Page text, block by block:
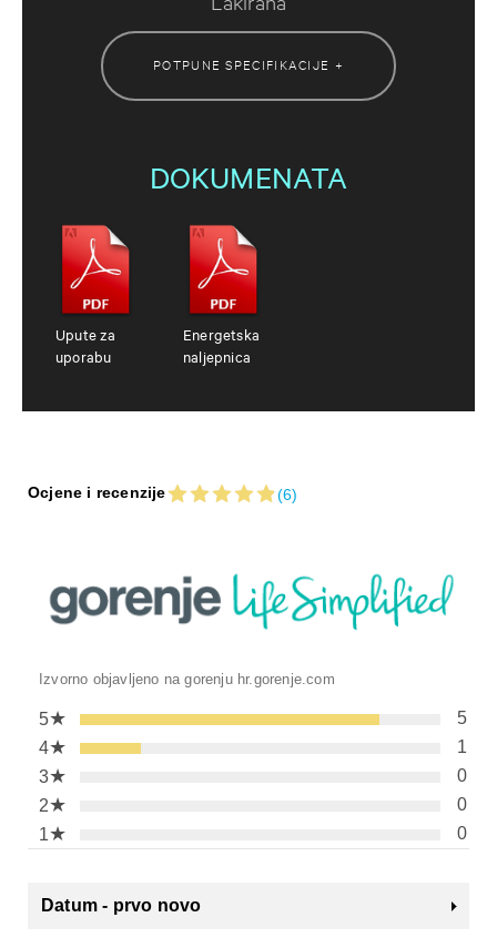
POTPUNE SPECIFIKACIJE +
DOKUMENATA
Upute za
uporabu
Energetska
naljepnica
Ocjene i recenzije (6)
Izvorno objavljeno na gorenju hr.gorenje.com
5★
5
4★
1
3★
0
2★
0
1★ 0
Datum - prvo novo